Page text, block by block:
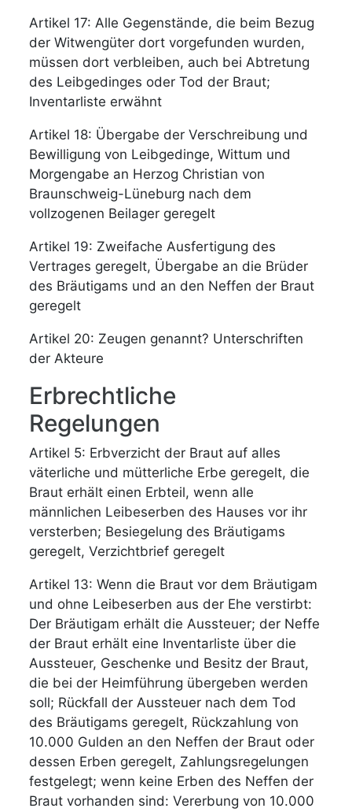
Artikel 17: Alle Gegenstände, die beim Bezug
der Witwengüter dort vorgefunden wurden,
müssen dort verbleiben, auch bei Abtretung
des Leibgedinges oder Tod der Braut;
Inventarliste erwähnt
Artikel 18: Übergabe der Verschreibung und
Bewilligung von Leibgedinge, Wittum und
Morgengabe an Herzog Christian von
Braunschweig-Lüneburg nach dem
vollzogenen Beilager geregelt
Artikel 19: Zweifache Ausfertigung des
Vertrages geregelt, Übergabe an die Brüder
des Bräutigams und an den Neffen der Braut
geregelt
Artikel 20: Zeugen genannt? Unterschriften
der Akteure
Erbrechtliche
Regelungen
Artikel 5: Erbverzicht der Braut auf alles
väterliche und mütterliche Erbe geregelt, die
Braut erhält einen Erbteil, wenn alle
männlichen Leibeserben des Hauses vor ihr
versterben; Besiegelung des Bräutigams
geregelt, Verzichtbrief geregelt
Artikel 13: Wenn die Braut vor dem Bräutigam
und ohne Leibeserben aus der Ehe verstirbt:
Der Bräutigam erhält die Aussteuer; der Neffe
der Braut erhält eine Inventarliste über die
Aussteuer, Geschenke und Besitz der Braut,
die bei der Heimführung übergeben werden
soll; Rückfall der Aussteuer nach dem Tod
des Bräutigams geregelt, Rückzahlung von
10.000 Gulden an den Neffen der Braut oder
dessen Erben geregelt, Zahlungsregelungen
festgelegt; wenn keine Erben des Neffen der
Braut vorhanden sind: Vererbung von 10.000